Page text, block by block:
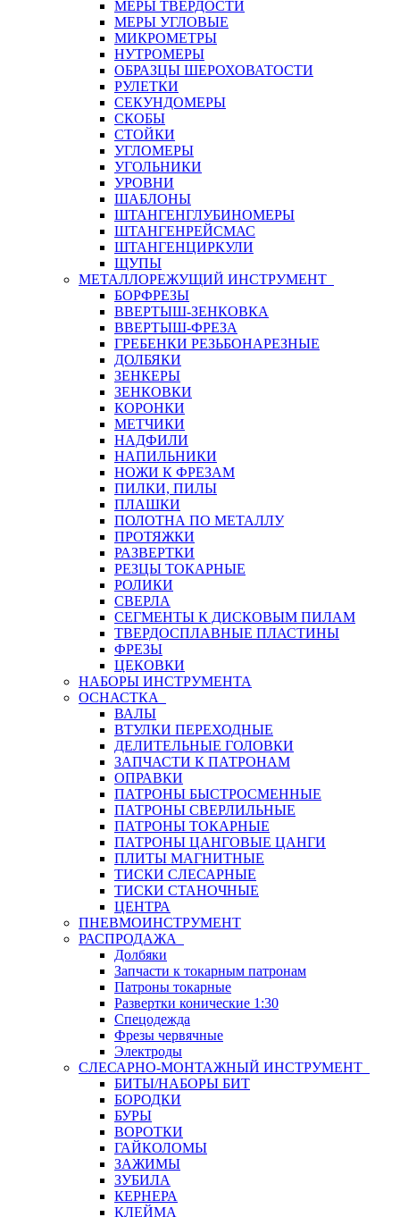
МЕРЫ ТВЕРДОСТИ
МЕРЫ УГЛОВЫЕ
МИКРОМЕТРЫ
НУТРОМЕРЫ
ОБРАЗЦЫ ШЕРОХОВАТОСТИ
РУЛЕТКИ
СЕКУНДОМЕРЫ
СКОБЫ
СТОЙКИ
УГЛОМЕРЫ
УГОЛЬНИКИ
УРОВНИ
ШАБЛОНЫ
ШТАНГЕНГЛУБИНОМЕРЫ
ШТАНГЕНРЕЙСМАС
ШТАНГЕНЦИРКУЛИ
ЩУПЫ
МЕТАЛЛОРЕЖУЩИЙ ИНСТРУМЕНТ
БОРФРЕЗЫ
ВВЕРТЫШ-ЗЕНКОВКА
ВВЕРТЫШ-ФРЕЗА
ГРЕБЕНКИ РЕЗЬБОНАРЕЗНЫЕ
ДОЛБЯКИ
ЗЕНКЕРЫ
ЗЕНКОВКИ
КОРОНКИ
МЕТЧИКИ
НАДФИЛИ
НАПИЛЬНИКИ
НОЖИ К ФРЕЗАМ
ПИЛКИ, ПИЛЫ
ПЛАШКИ
ПОЛОТНА ПО МЕТАЛЛУ
ПРОТЯЖКИ
РАЗВЕРТКИ
РЕЗЦЫ ТОКАРНЫЕ
РОЛИКИ
СВЕРЛА
СЕГМЕНТЫ К ДИСКОВЫМ ПИЛАМ
ТВЕРДОСПЛАВНЫЕ ПЛАСТИНЫ
ФРЕЗЫ
ЦЕКОВКИ
НАБОРЫ ИНСТРУМЕНТА
ОСНАСТКА
ВАЛЫ
ВТУЛКИ ПЕРЕХОДНЫЕ
ДЕЛИТЕЛЬНЫЕ ГОЛОВКИ
ЗАПЧАСТИ К ПАТРОНАМ
ОПРАВКИ
ПАТРОНЫ БЫСТРОСМЕННЫЕ
ПАТРОНЫ СВЕРЛИЛЬНЫЕ
ПАТРОНЫ ТОКАРНЫЕ
ПАТРОНЫ ЦАНГОВЫЕ ЦАНГИ
ПЛИТЫ МАГНИТНЫЕ
ТИСКИ СЛЕСАРНЫЕ
ТИСКИ СТАНОЧНЫЕ
ЦЕНТРА
ПНЕВМОИНСТРУМЕНТ
РАСПРОДАЖА
Долбяки
Запчасти к токарным патронам
Патроны токарные
Развертки конические 1:30
Спецодежда
Фрезы червячные
Электроды
СЛЕСАРНО-МОНТАЖНЫЙ ИНСТРУМЕНТ
БИТЫ/НАБОРЫ БИТ
БОРОДКИ
БУРЫ
ВОРОТКИ
ГАЙКОЛОМЫ
ЗАЖИМЫ
ЗУБИЛА
КЕРНЕРА
КЛЕЙМА